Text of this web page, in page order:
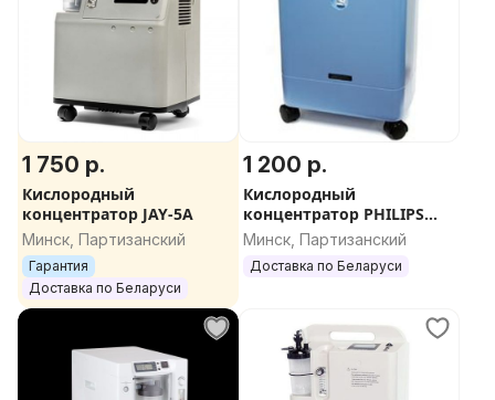
1 750 р.
Кислородный
концентратор JAY-5A
Минск, Партизанский
Гарантия
Доставка по Беларуси
1 200 р.
Кислородный
концентратор PHILIPS
Respironics EverFlo б/у 5л
Минск, Партизанский
Доставка по Беларуси